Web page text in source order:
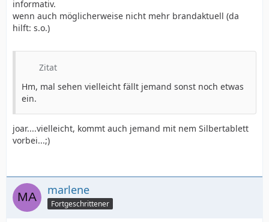
informativ.
wenn auch möglicherweise nicht mehr brandaktuell (da
hilft: s.o.)
Zitat
Hm, mal sehen vielleicht fällt jemand sonst noch etwas
ein.
joar....vielleicht, kommt auch jemand mit nem Silbertablett
vorbei...;)
marlene
Fortgeschrittener